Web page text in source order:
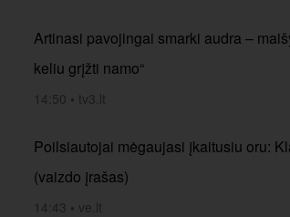
Artinasi pavojingai smarki audra –
keliu grįžti namo“
14:50 • tv3.lt
Poilsiautojai mėgaujasi įkaitusiu oru:
(vaizdo įrašas)
14:43 • ve.lt